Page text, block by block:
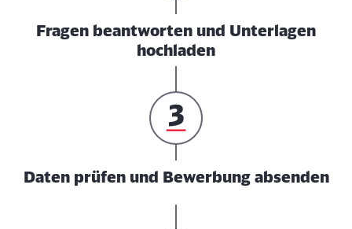
Fragen beantworten und Unterlagen
hochladen
Daten prüfen und Bewerbung absenden